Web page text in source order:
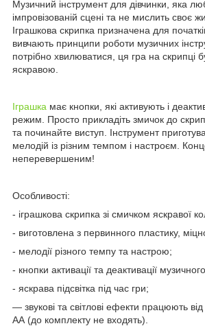
Музичний інструмент для дівчинки, яка
імпровізованій сцені та не мислить своє
Іграшкова скрипка призначена для
вивчають принципи роботи музичних
потрібно хвилюватися, ця гра на скрипці
яскравою.
Іграшка має кнопки, які активують і
режим. Просто прикладіть змичок до
та починайте виступ. Інструмент
мелодій із різним темпом і настроєм.
неперевершеним!
Особливості:
- іграшкова скрипка зі смичком яскравої
- виготовлена з первинного пластику,
- мелодії різного темпу та настрою;
- кнопки активації та деактивації
- яскрава підсвітка під час гри;
— звукові та світлові ефекти працюють
АА (до комплекту не входять).